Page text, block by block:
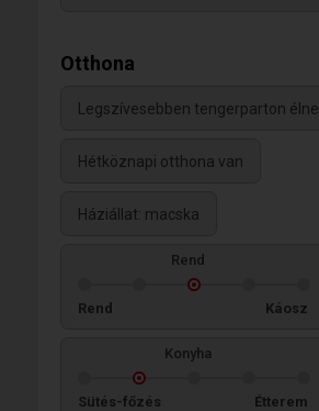
Otthona
Legszívesebben tengerparton élne
Hétköznapi otthona van
Háziállat: macska
Rend
Rend Káosz
Konyha
Sütés-főzés Étterem